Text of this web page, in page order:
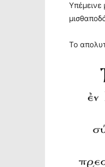
Υπέμεινε
Το